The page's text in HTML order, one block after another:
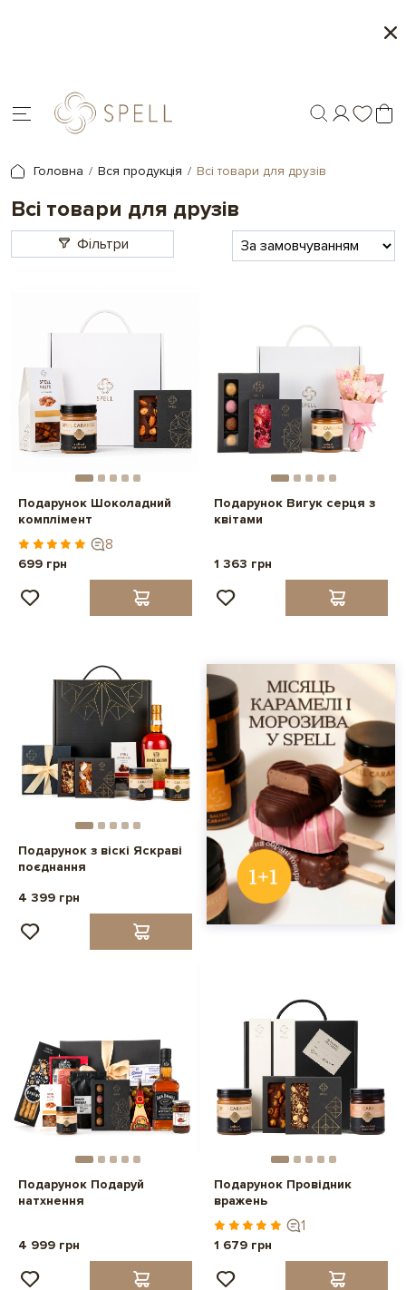
Головна Вся продукція Всі товари для друзів
Всі товари для друзів
Фільтри
Подарунок Шоколадний
комплімент
8
699 грн
Подарунок Вигук серця з
квітами
1 363 грн
Подарунок з віскі Яскраві
поєднання
4 399 грн
Подарунок Подаруй
натхнення
4 999 грн
Подарунок Провідник
вражень
1
1 679 грн